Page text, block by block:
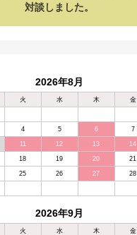
対談しました。
2026年8月
火 水 木 金
4 5 6 7
11 12 13 14
18 19 20 21
25 26 27 28
2026年9月
火 水 木 金